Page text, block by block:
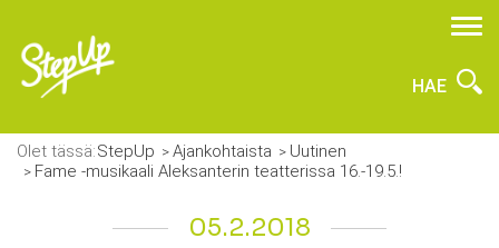
HAE
Olet tässä:StepUp Ajankohtaista
Uutinen
Fame -musikaali Aleksanterin teatterissa 16.-19.5.!
05.2.2018